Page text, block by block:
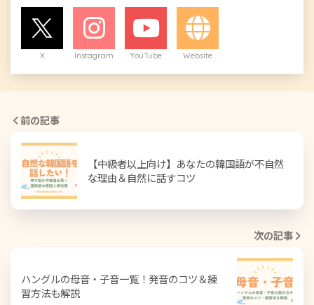
X Instagram YouTube Website
前の記事
【中級者以上向け】あなたの韓国語が不自然
な理由＆自然に話すコツ
次の記事
ハングルの母音・子音一覧！発音のコツ＆練
習方法も解説